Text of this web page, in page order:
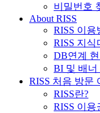
비밀번호
About RISS
RISS 이용
RISS 지식
DB연계
BI 및 배너
RISS 처음 방문
RISS란?
RISS 이용